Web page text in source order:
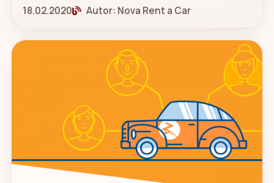
18.02.2020 Autor: Nova Rent a Car